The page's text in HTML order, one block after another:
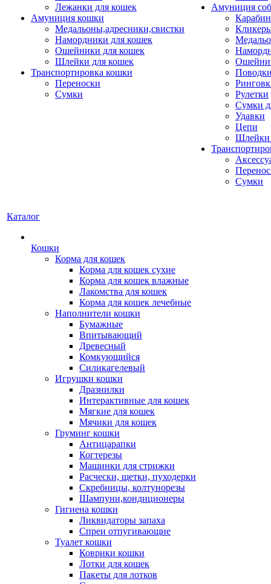
Лежанки для кошек
Амуниция кошки
Медальоны,адресники,свистки
Намордники для кошек
Ошейники для кошек
Шлейки для кошек
Транспортировка кошки
Переноски
Сумки
Амуниция
Рулетки
Сумки
Удавки
Цепи
Шлейки
Сумки
Каталог
Кошки
Корма для кошек
Корма для кошек сухие
Корма для кошек влажные
Лакомства для кошек
Корма для кошек лечебные
Наполнители кошки
Бумажные
Впитывающий
Древесный
Комкующийся
Силикагелевый
Игрушки кошки
Дразнилки
Интерактивные для кошек
Мягкие для кошек
Мячики для кошек
Груминг кошки
Антицарапки
Когтерезы
Машинки для стрижки
Расчески, щетки, пуходерки
Скребницы, колтунорезы
Шампуни,кондиционеры
Гигиена кошки
Ликвидаторы запаха
Спреи отпугивающие
Туалет кошки
Коврики кошки
Лотки для кошек
Пакеты для лотков